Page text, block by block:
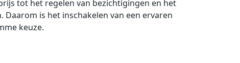
tot het regelen van bezichtigingen en het
is het inschakelen van een ervaren
keuze.